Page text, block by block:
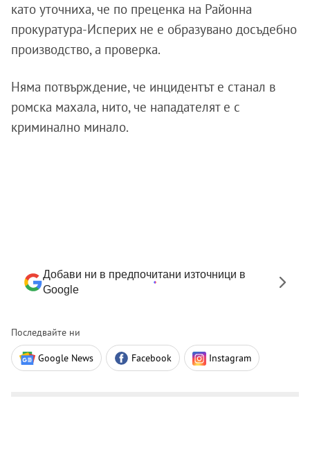
като уточниха, че по преценка на Районна
прокуратура-Исперих не е образувано досъдебно
производство, а проверка.
Няма потвърждение, че инцидентът е станал в
ромска махала, нито, че нападателят е с
криминално минало.
Добави ни в предпочитани източници в
Google
Последвайте ни
Google News Facebook Instagram